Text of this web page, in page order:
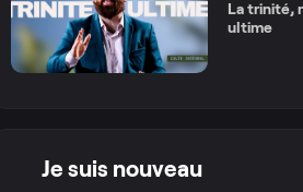
La trinité,
ultime
Je suis nouveau